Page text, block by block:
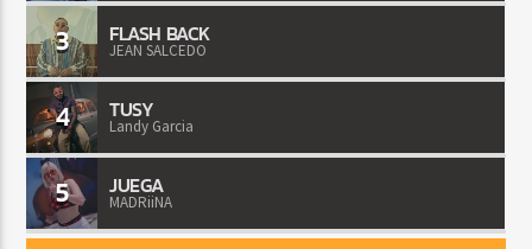
3 FLASH BACK
JEAN SALCEDO
4 TUSY
Landy Garcia
5 JUEGA
MADRiiNA